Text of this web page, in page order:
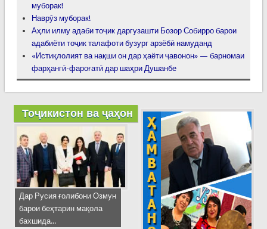
муборак!
Наврӯз муборак!
Аҳли илму адаби тоҷик даргузашти Бозор Собирро барои
адабиёти тоҷик талафоти бузург арзёбӣ намуданд
«Истиқлолият ва нақши он дар ҳаёти ҷавонон» — барномаи
фарҳангӣ-фароғатӣ дар шаҳри Душанбе
Тоҷикистон ва ҷаҳон
Дар Русия ғолибони Озмун
барои беҳтарин мақола
бахшида...